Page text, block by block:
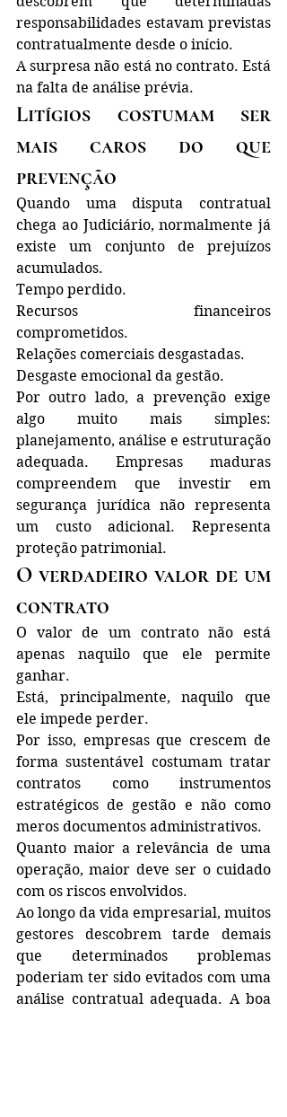
responsabilidades estavam previstas
contratualmente desde o início.
A surpresa não está no contrato. Está
na falta de análise prévia.
Litígios costumam ser
mais caros do que
prevenção
Quando uma disputa contratual
chega ao Judiciário, normalmente já
existe um conjunto de prejuízos
acumulados.
Tempo perdido.
Recursos financeiros
comprometidos.
Relações comerciais desgastadas.
Desgaste emocional da gestão.
Por outro lado, a prevenção exige
algo muito mais simples:
planejamento, análise e estruturação
adequada. Empresas maduras
compreendem que investir em
segurança jurídica não representa
um custo adicional. Representa
proteção patrimonial.
O verdadeiro valor de um
contrato
O valor de um contrato não está
apenas naquilo que ele permite
ganhar.
Está, principalmente, naquilo que
ele impede perder.
Por isso, empresas que crescem de
forma sustentável costumam tratar
contratos como instrumentos
estratégicos de gestão e não como
meros documentos administrativos.
Quanto maior a relevância de uma
operação, maior deve ser o cuidado
com os riscos envolvidos.
Ao longo da vida empresarial, muitos
gestores descobrem tarde demais
que determinados problemas
poderiam ter sido evitados com uma
análise contratual adequada. A boa